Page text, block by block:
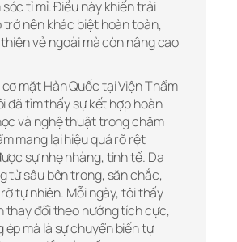
tỉ mỉ. Điều này khiến trải
trở nên khác biệt hoàn toàn,
vẻ ngoài mà còn nâng cao
mặt Hàn Quốc tại Viện Thẩm
đã tìm thấy sự kết hợp hoàn
và nghệ thuật trong chăm
mang lại hiệu quả rõ rệt
sự nhẹ nhàng, tinh tế. Da
từ sâu bên trong, săn chắc,
tự nhiên. Mỗi ngày, tôi thấy
thay đổi theo hướng tích cực,
ép mà là sự chuyển biến tự